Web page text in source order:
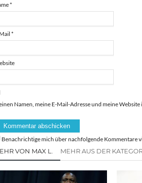
*
*
Namen, meine E-Mail-Adresse und meine
Benachrichtige mich über nachfolgende Kommentare
VON MAX L. MEHR AUS DER